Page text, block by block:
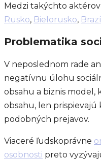
Medzi takýchto
Rusko, Bielorusko,
Problematika
V neposlednom rade
negatívnu úlohu
obsahu a biznis
obsahu, len
podobných prejavov.
Viaceré ľudskoprávne
osobnosti preto